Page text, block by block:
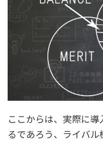
ここからは、実際に
るであろう、ライバ